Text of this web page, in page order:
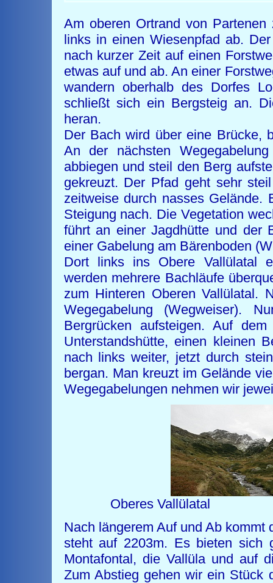
Am oberen Ortrand von
links in einen Wiesenpfad ab.
nach kurzer Zeit auf einen
etwas auf und ab. An einer
wandern oberhalb des Dorfes
schließt sich ein Bergsteig an.
heran.
Der Bach wird über eine Brücke,
An der nächsten
abbiegen und steil den Berg
gekreuzt. Der Pfad geht sehr
zeitweise durch nasses
Steigung nach. Die Vegetation
führt an einer Jagdhütte und der
einer Gabelung am Bärenboden
Dort links ins Obere Vallülatal
werden mehrere Bachläufe
zum Hinteren Oberen Vallülatal.
Wegegabelung (Wegweiser).
Bergrücken aufsteigen. Auf
Unterstandshütte, einen kleinen
nach links weiter, jetzt durch
bergan. Man kreuzt im Gelände
Wegegabelungen nehmen wir
Oberes
Nach längerem Auf und Ab
steht auf 2203m. Es bieten sich
Montafontal, die Vallüla und auf
Zum Abstieg gehen wir ein Stück